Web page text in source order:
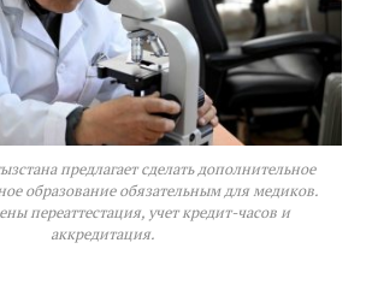
предлагает сделать дополнительное
образование обязательным для медиков.
переаттестация, учет кредит-часов и
аккредитация.